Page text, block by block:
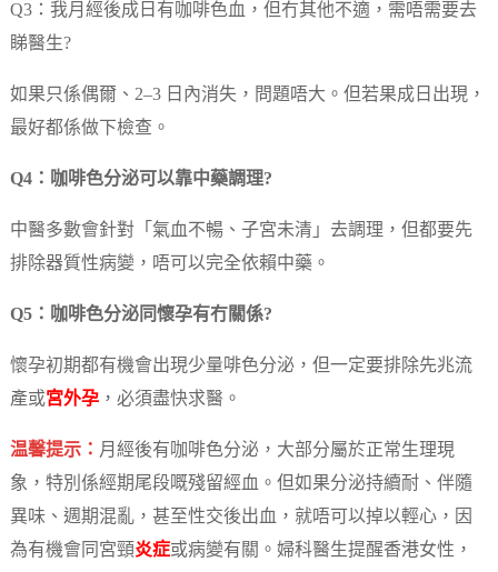
Q3：我月經後成日有咖啡色血，但冇其他不適，需唔需要去
睇醫生?
如果只係偶爾、2–3 日內消失，問題唔大。但若果成日出現，
最好都係做下檢查。
Q4：咖啡色分泌可以靠中藥調理?
中醫多數會針對「氣血不暢、子宮未清」去調理，但都要先
排除器質性病變，唔可以完全依賴中藥。
Q5：咖啡色分泌同懷孕有冇關係?
懷孕初期都有機會出現少量啡色分泌，但一定要排除先兆流
產或宮外孕，必須盡快求醫。
温馨提示： 月經後有咖啡色分泌，大部分屬於正常生理現
象，特別係經期尾段嘅殘留經血。但如果分泌持續耐、伴隨
異味、週期混亂，甚至性交後出血，就唔可以掉以輕心，因
為有機會同宮頸炎症或病變有關。婦科醫生提醒香港女性，